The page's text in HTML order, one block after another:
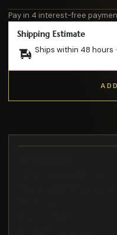
Pay in 4 interest-free
Shipping Estimate
Ships within 48 hours